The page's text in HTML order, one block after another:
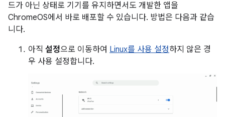
드가 아닌 상태로 기기를 유지하면서도 개발한 앱을
ChromeOS에서 바로 배포할 수 있습니다. 방법은 다음과 같습
니다.
아직 설정으로 이동하여 Linux를 사용 설정하지 않은 경
우 사용 설정합니다.